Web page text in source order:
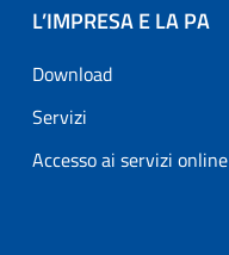
L’IMPRESA E LA PA
Download
Servizi
Accesso ai servizi online